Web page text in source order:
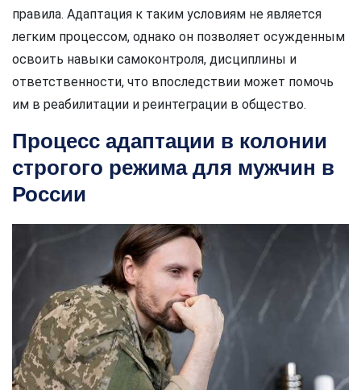
правила. Адаптация к таким условиям не является
легким процессом, однако он позволяет осужденным
освоить навыки самоконтроля, дисциплины и
ответственности, что впоследствии может помочь
им в реабилитации и реинтеграции в общество.
Процесс адаптации в колонии
строгого режима для мужчин в
России